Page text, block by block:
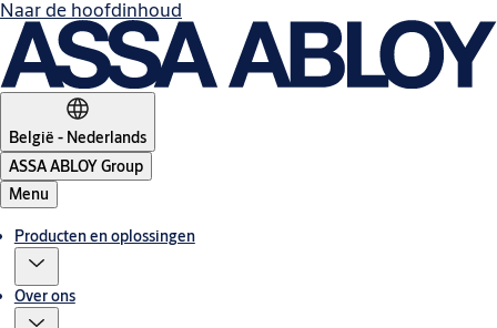
Naar de hoofdinhoud
België - Nederlands
ASSA ABLOY Group
Menu
Producten en oplossingen
Over ons